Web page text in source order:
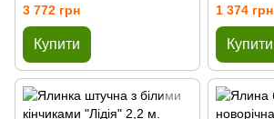
3 772 грн
Купити
1 374 грн
Купити